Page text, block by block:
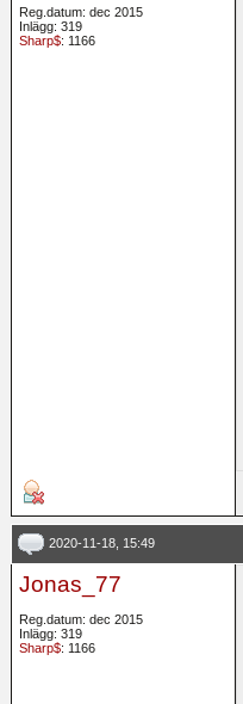
Reg.datum: dec 2015
Inlägg: 319
Sharp$: 1166
2020-11-18, 15:49
Jonas_77
Reg.datum: dec 2015
Inlägg: 319
Sharp$: 1166